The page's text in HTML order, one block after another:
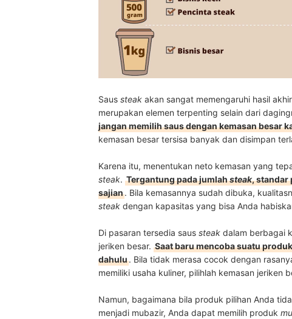
Saus steak akan sangat memengaruhi hasil
merupakan elemen terpenting selain dari
jangan memilih saus dengan kemasan besar
kemasan besar tersisa banyak dan disimpan
Karena itu, menentukan neto kemasan yang
steak. Tergantung pada jumlahsteak, standar
sajian. Bila kemasannya sudah dibuka,
steak dengan kapasitas yang bisa Anda
Di pasaran tersedia saus steak dalam berbagai
jeriken besar. Saat baru mencoba suatu
dahulu. Bila tidak merasa cocok dengan
memiliki usaha kuliner, pilihlah kemasan jeriken
Namun, bagaimana bila produk pilihan Anda
menjadi mubazir, Anda dapat memilih produk